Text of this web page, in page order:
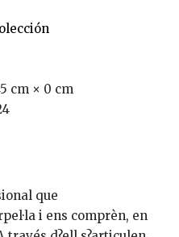
cm × 0 cm
i ens comprèn, en